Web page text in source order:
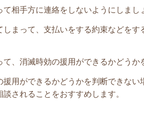
て相手方に連絡をしないようにしまし
しまって、支払いをする約束などを
て、消滅時効の援用ができるかどうか
援用ができるかどうかを判断できな
されることをおすすめします。